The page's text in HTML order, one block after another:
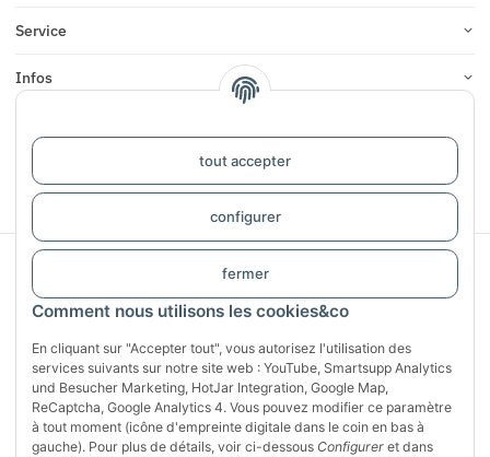
Comment nous utilisons les cookies&co
En cliquant sur "Accepter tout", vous autorisez l'utilisation des
services suivants sur notre site web : YouTube, Smartsupp Analytics
und Besucher Marketing, HotJar Integration, Google Map,
ReCaptcha, Google Analytics 4. Vous pouvez modifier ce paramètre
à tout moment (icône d'empreinte digitale dans le coin en bas à
gauche). Pour plus de détails, voir ci-dessous Configurer et dans
tout accepter
configurer
fermer
Service
Infos
#global.withdrawalForm#
Sichere Zahlung mit: